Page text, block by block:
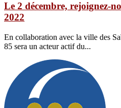
Le 2 décembre, rejoignez-
2022
En collaboration avec la ville des
85 sera un acteur actif du...